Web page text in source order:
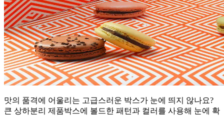
맛의 품격에 어울리는 고급스러운 박스가 눈에 띄지 않나요?
큰 상하분리 제품박스에 볼드한 패턴과 컬러를 사용해 눈에 확